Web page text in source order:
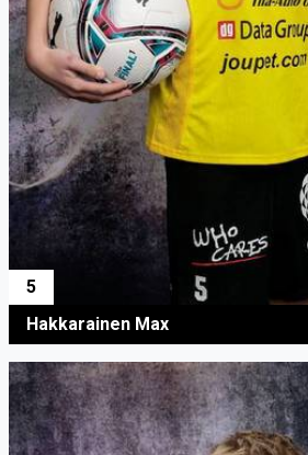
5
Hakkarainen Max